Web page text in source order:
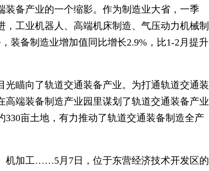
备产业的一个缩影。作为制造业大省，一季
，工业机器人、高端机床制造、气压动力机械制
装备制造业增加值同比增长2.9%，比1-2月提升
瞄向了轨道交通装备产业。为打通轨道交通装
高端装备制造产业园里谋划了轨道交通装备产业
330亩土地，有力推动了轨道交通装备制造全产
加工……5月7日，位于东营经济技术开发区的